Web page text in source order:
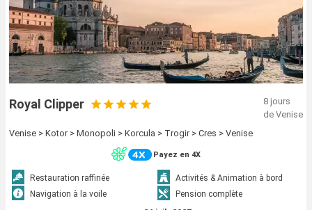
Royal Clipper
8 jours
de Venise
Venise > Kotor > Monopoli > Korcula > Trogir > Cres > Venise
Payez en 4X
Restauration raffinée
Activités & Animation à bord
Navigation à la voile
Pension complète